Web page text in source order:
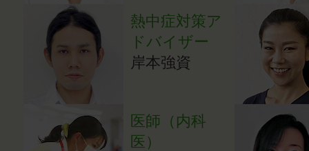
熱中症対策ア
ドバイザー
岸本強資
医師（内科
医）